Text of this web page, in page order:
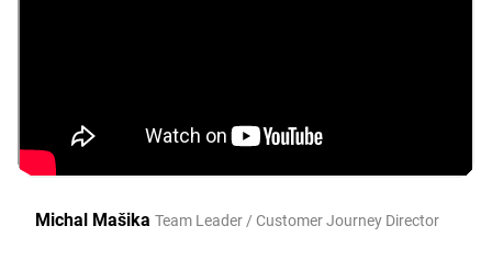
Michal Mašika Team Leader / Customer Journey Director